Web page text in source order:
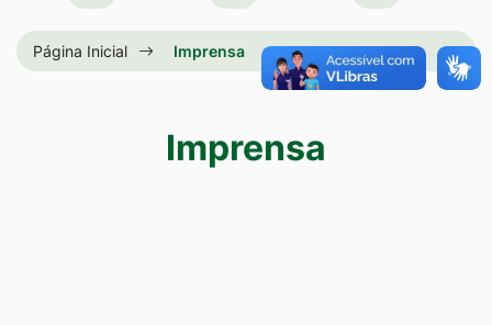
menu
[alt+2]
a
Rede
a
Rede
Social
a
Rede
Social
Página Inicial Imprensa
Imprensa